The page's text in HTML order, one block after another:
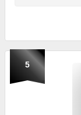
5